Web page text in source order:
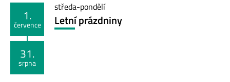
1.
července
31.
srpna
středa-pondělí
Letní prázdniny